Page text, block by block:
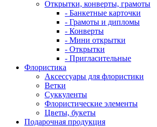
Открытки, конверты, грамоты
- Банкетные карточки
- Грамоты и дипломы
- Конверты
- Мини открытки
- Открытки
- Пригласительные
Флористика
Аксессуары для флористики
Ветки
Суккуленты
Флористические элементы
Цветы, букеты
Подарочная продукция